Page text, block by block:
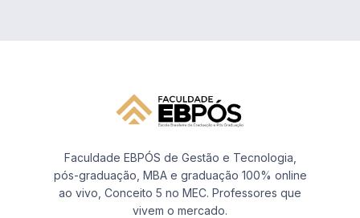
Faculdade EBPÓS de Gestão e Tecnologia,
pós-graduação, MBA e graduação 100% online
ao vivo, Conceito 5 no MEC. Professores que
vivem o mercado.